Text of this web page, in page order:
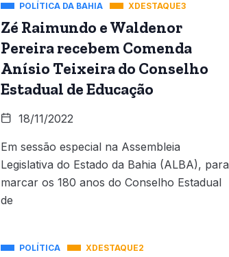
POLÍTICA DA BAHIA XDESTAQUE3
Zé Raimundo e Waldenor
Pereira recebem Comenda
Anísio Teixeira do Conselho
Estadual de Educação
18/11/2022
Em sessão especial na Assembleia
Legislativa do Estado da Bahia (ALBA), para
marcar os 180 anos do Conselho Estadual
de
POLÍTICA XDESTAQUE2